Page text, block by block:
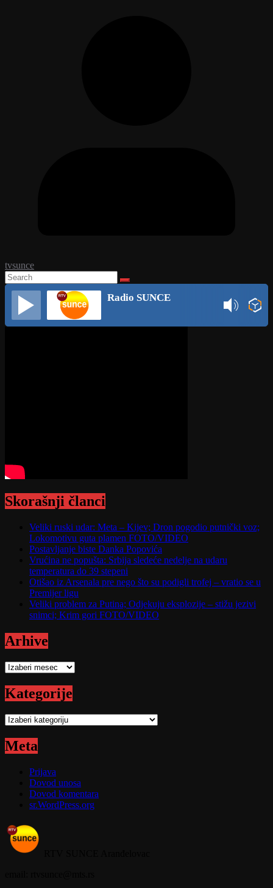
tvsunce
Radio SUNCE
Skorašnji članci
Veliki ruski udar: Meta – Kijev; Dron pogodio putnički voz;
Lokomotivu guta plamen FOTO/VIDEO
Postavljanje biste Danka Popovića
Vrućina ne popušta: Srbija sledeće nedelje na udaru
temperatura do 39 stepeni
Otišao iz Arsenala pre nego što su podigli trofej – vratio se u
Premijer ligu
Veliki problem za Putina; Odjekuju eksplozije – stižu jezivi
snimci; Krim gori FOTO/VIDEO
Arhive
Arhive
Kategorije
Kategorije
Meta
Prijava
Dovod unosa
Dovod komentara
sr.WordPress.org